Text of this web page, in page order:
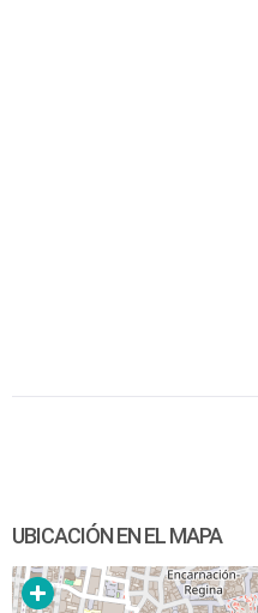
UBICACIÓN EN EL MAPA